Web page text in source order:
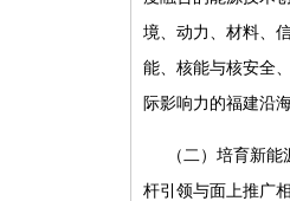
境、动力、材料、
能、核能与核安全
际影响力的福建沿
（二）培育新
杆引领与面上推广